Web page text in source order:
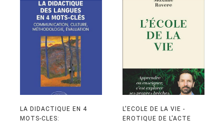
LA DIDACTIQUE EN 4
MOTS-CLES:
L'ECOLE DE LA VIE -
EROTIQUE DE L'ACTE